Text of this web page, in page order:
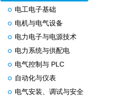
电工电子基础
电机与电气设备
电力电子与电源技术
电力系统与供配电
电气控制与 PLC
自动化与仪表
电气安装、调试与安全